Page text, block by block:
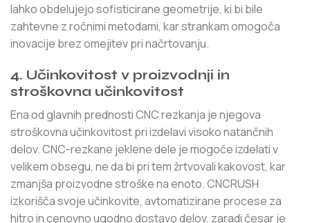
lahko obdelujejo sofisticirane geometrije, ki bi bile
zahtevne z ročnimi metodami, kar strankam omogoča
inovacije brez omejitev pri načrtovanju.
4. Učinkovitost v proizvodnji in
stroškovna učinkovitost
Ena od glavnih prednosti CNC rezkanja je njegova
stroškovna učinkovitost pri izdelavi visoko natančnih
delov. CNC-rezkane jeklene dele je mogoče izdelati v
velikem obsegu, ne da bi pri tem žrtvovali kakovost, kar
zmanjša proizvodne stroške na enoto. CNCRUSH
izkorišča svoje učinkovite, avtomatizirane procese za
hitro in cenovno ugodno dostavo delov, zaradi česar je